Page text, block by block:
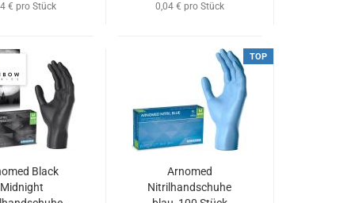
€ pro Stück 0,04 € pro Stück
Black
Midnight
TOP
Arnomed
Nitrilhandschuhe